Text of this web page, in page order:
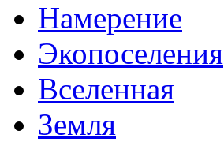
Намерение
Экопоселения
Вселенная
Земля